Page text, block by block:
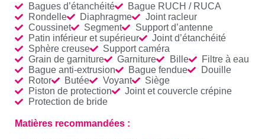
Bagues d’étanchéité
Bague RUCH / RUCA
Rondelle
Diaphragme
Joint racleur
Coussinet
Segment
Support d’antenne
Patin inférieur et supérieur
Joint d’étanchéité
Sphère creuse
Support caméra
Grain de garniture
Garniture Bille
Filtre à eau
Bague anti-extrusion
Bague fendue
Douille
Rotor
Butée Voyant
Siège
Piston de protection
Joint et couvercle crépine
Protection de bride
Matières recommandées :